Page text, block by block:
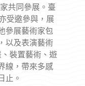
共同參展。臺
受邀參與，展
參展藝術家包
以及表演藝術
裝置藝術、遊
線，帶來多感
止。